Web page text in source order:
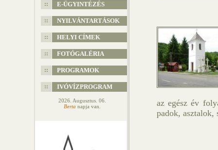
E-ÜGYINTÉZÉS
NYILVÁNTARTÁSOK
HELYI CÍMEK
FOTÓGALÉRIA
PROGRAMOK
IVÓVÍZPROGRAM
2026. Augusztus. 06.
Berta napja van.
az egész év
padok, asztalok,